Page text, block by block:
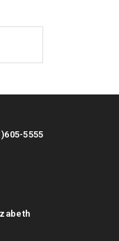
5555